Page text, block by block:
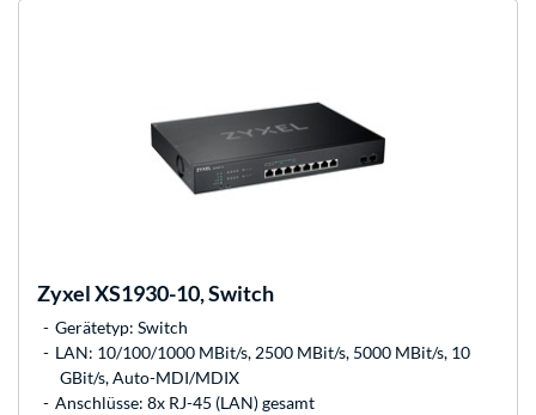
ZyxelXS1930-10, Switch
Gerätetyp: Switch
LAN: 10/100/1000 MBit/s, 2500 MBit/s, 5000 MBit/s, 10
GBit/s, Auto-MDI/MDIX
Anschlüsse: 8x RJ-45 (LAN) gesamt